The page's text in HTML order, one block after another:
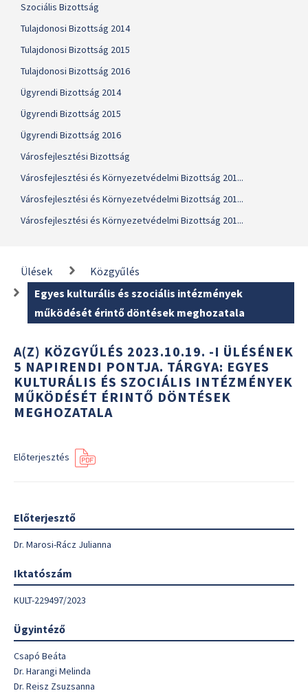
Szociális Bizottság
Tulajdonosi Bizottság 2014
Tulajdonosi Bizottság 2015
Tulajdonosi Bizottság 2016
Ügyrendi Bizottság 2014
Ügyrendi Bizottság 2015
Ügyrendi Bizottság 2016
Városfejlesztési Bizottság
Városfejlesztési és Környezetvédelmi Bizottság 201...
Városfejlesztési és Környezetvédelmi Bizottság 201...
Városfejlesztési és Környezetvédelmi Bizottság 201...
Ülések
Közgyűlés
Egyes kulturális és szociális intézmények
működését érintő döntések meghozatala
A(Z) KÖZGYŰLÉS 2023.10.19. -I ÜLÉSÉNEK
5 NAPIRENDI PONTJA. TÁRGYA: EGYES
KULTURÁLIS ÉS SZOCIÁLIS INTÉZMÉNYEK
MŰKÖDÉSÉT ÉRINTŐ DÖNTÉSEK
MEGHOZATALA
Előterjesztés
Előterjesztő
Dr. Marosi-Rácz Julianna
Iktatószám
KULT-229497/2023
Ügyintéző
Csapó Beáta
Dr. Harangi Melinda
Dr. Reisz Zsuzsanna